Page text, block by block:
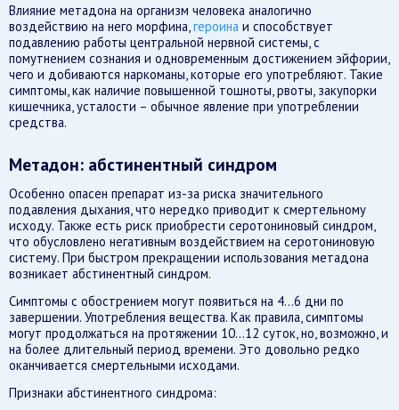
Влияние метадона на организм человека аналогично
воздействию на него морфина, героина и способствует
подавлению работы центральной нервной системы, с
помутнением сознания и одновременным достижением эйфории,
чего и добиваются наркоманы, которые его употребляют. Такие
симптомы, как наличие повышенной тошноты, рвоты, закупорки
кишечника, усталости – обычное явление при употреблении
средства.
Метадон: абстинентный синдром
Особенно опасен препарат из-за риска значительного
подавления дыхания, что нередко приводит к смертельному
исходу. Также есть риск приобрести серотониновый синдром,
что обусловлено негативным воздействием на серотониновую
систему. При быстром прекращении использования метадона
возникает абстинентный синдром.
Симптомы с обострением могут появиться на 4…6 дни по
завершении. Употребления вещества. Как правила, симптомы
могут продолжаться на протяжении 10…12 суток, но, возможно, и
на более длительный период времени. Это довольно редко
оканчивается смертельными исходами.
Признаки абстинентного синдрома: